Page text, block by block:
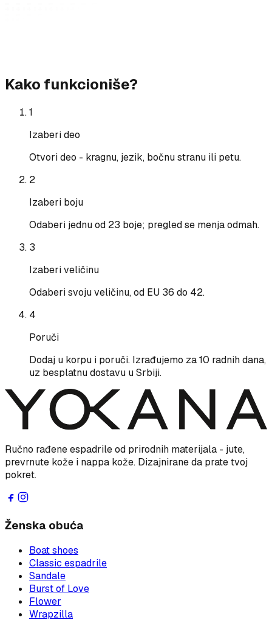
Kako funkcioniše?
1
Izaberi deo
Otvori deo - kragnu, jezik, bočnu stranu ili petu.
2
Izaberi boju
Odaberi jednu od 23 boje; pregled se menja odmah.
3
Izaberi veličinu
Odaberi svoju veličinu, od EU 36 do 42.
4
Poruči
Dodaj u korpu i poruči. Izrađujemo za 10 radnih dana,
uz besplatnu dostavu u Srbiji.
Ručno rađene espadrile od prirodnih materijala - jute,
prevrnute kože i nappa kože. Dizajnirane da prate tvoj
pokret.
Ženska obuća
Boat shoes
Classic espadrile
Sandale
Burst of Love
Flower
Wrapzilla